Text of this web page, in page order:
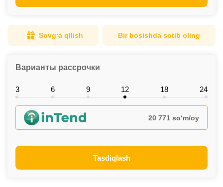
Sovg‘a qilish Bir bosishda sotib oling
Варианты рассрочки
3 6 9 12 18 24
20 771 so‘m/oy
Tasdiqlash